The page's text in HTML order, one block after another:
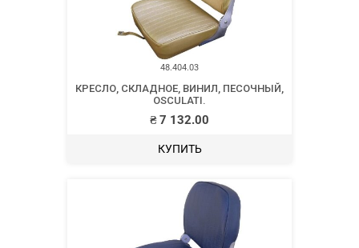
48.404.03
КРЕСЛО, СКЛАДНОЕ, ВИНИЛ, ПЕСОЧНЫЙ,
OSCULATI.
₴7 132.00
КУПИТЬ